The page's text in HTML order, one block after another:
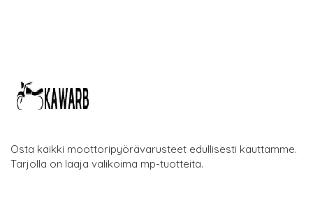
Osta kaikki moottoripyörävarusteet edullisesti kauttamme.
Tarjolla on laaja valikoima mp-tuotteita.